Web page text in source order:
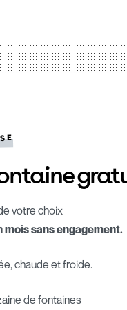
votre choix
sans engagement.
chaude et froide.
de fontaines